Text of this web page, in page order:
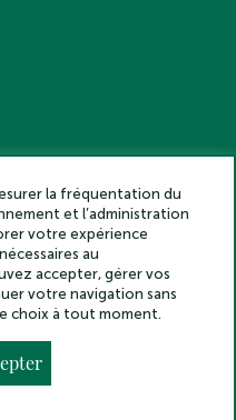
lettres – Tous droits réservés
cookies
la fréquentation du
et l’administration
votre expérience
au
accepter, gérer vos
votre navigation sans
choix à tout moment.